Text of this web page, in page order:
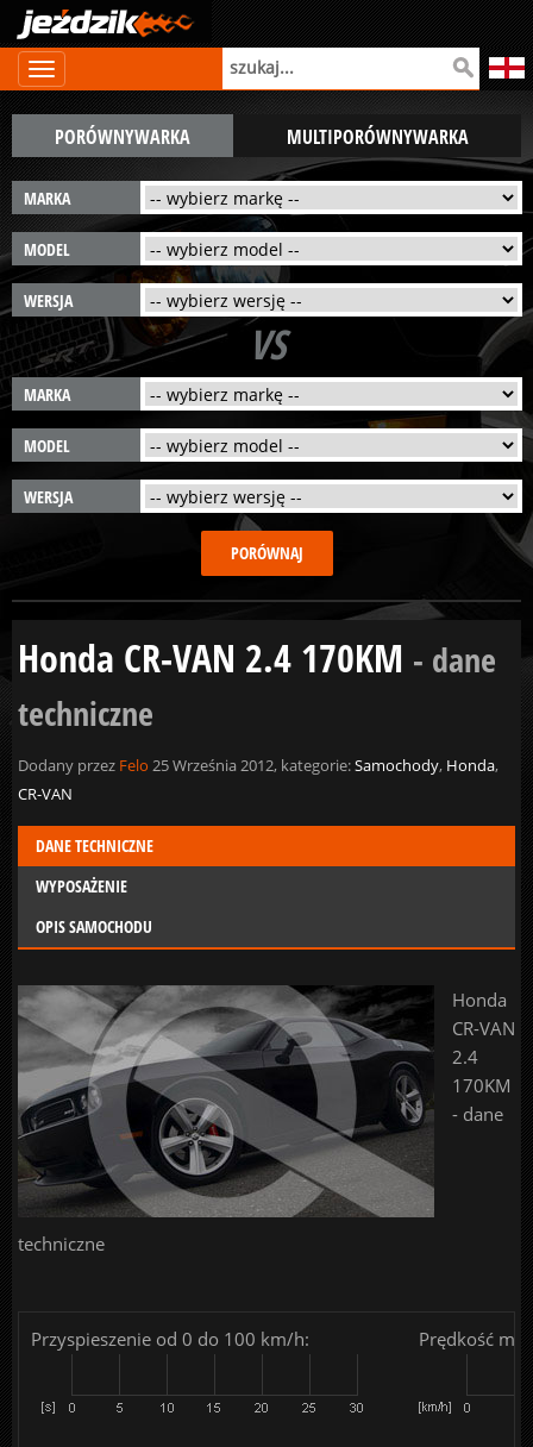
PORÓWNYWARKA MULTIPORÓWNYWARKA
MARKA
MODEL
WERSJA
VS
MARKA
MODEL
WERSJA
Honda CR-VAN 2.4 170KM - dane
techniczne
Dodany przez Felo 25 Września 2012, kategorie:Samochody, Honda,
CR-VAN
DANE TECHNICZNE
WYPOSAŻENIE
OPIS SAMOCHODU
Honda
CR-VAN
2.4
170KM
- dane
techniczne
Przyspieszenie od 0 do 100 km/h: Prędkość